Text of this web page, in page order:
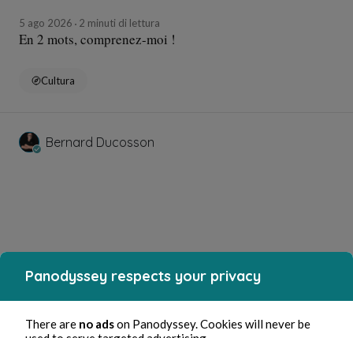
5 ago 2026 2 minuti di lettura
En 2 mots, comprenez-moi !
Cultura
Bernard Ducosson
Tétons
Panodyssey respects your privacy
There are no adson Panodyssey. Cookies will never be